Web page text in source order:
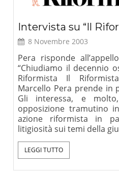
Intervista su “Il
8 Novembre 2003
Pera risponde
“Chiudiamo il decennio
Riformista Il
Marcello Pera prende in
Gli interessa, e
opposizione tramutino
azione riformista in
litigiosità sui temi della
LEGGI TUTTO